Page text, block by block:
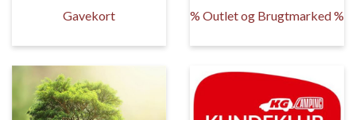
Gavekort % Outlet og Brugtmarked %